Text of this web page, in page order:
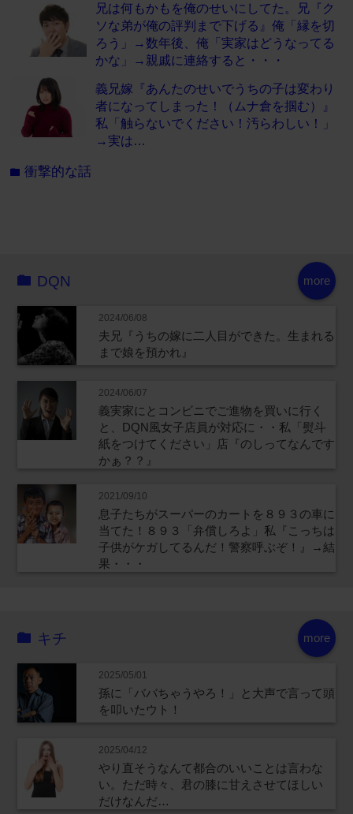
兄は何もかもを俺のせいにしてた。兄『ク
ソな弟が俺の評判まで下げる』俺「縁を切
ろう」→数年後、俺「実家はどうなってる
かな」→親戚に連絡すると・・・
義兄嫁『あんたのせいでうちの子は変わり
者になってしまった！（ムナ倉を掴む）』
私「触らないでください！汚らわしい！」
→実は…
folder衝撃的な話
more
DQN
2024/06/08
夫兄『うちの嫁に二人目ができた。生まれる
まで娘を預かれ』
2024/06/07
義実家にとコンビニでご進物を買いに行く
と、DQN風女子店員が対応に・・私「熨斗
紙をつけてください」店『のしってなんです
かぁ？？』
2021/09/10
息子たちがスーパーのカートを８９３の車に
当てた！８９３「弁償しろよ」私『こっちは
子供がケガしてるんだ！警察呼ぶぞ！』→結
果・・・
more
キチ
2025/05/01
孫に「ババちゃうやろ！」と大声で言って頭
を叩いたウト！
2025/04/12
やり直そうなんて都合のいいことは言わな
い。ただ時々、君の膝に甘えさせてほしい
だけなんだ…